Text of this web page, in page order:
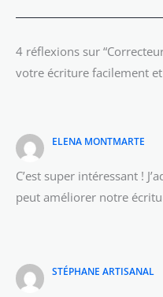
4 réflexions sur
votre écriture facilement
ELENA MONTMARTE
C’est super intéressant !
peut améliorer notre
STÉPHANE ARTISANAL